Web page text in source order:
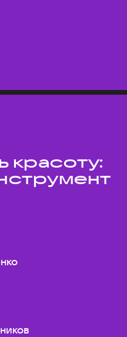
красоту: